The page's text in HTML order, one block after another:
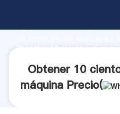
Agarrando fuerte capacidad
Shanghai 10 ciento ranura
Obtener 10
máquina Precio(